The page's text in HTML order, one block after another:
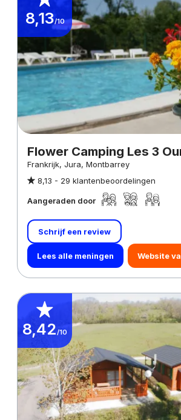
8,13/10
Flower Camping Les 3
Frankrijk, Jura, Montbarrey
8,13 - 29 klantenbeoordelingen
Aangeraden door
Schrijf een review
Lees alle meningen Website
8,42/10